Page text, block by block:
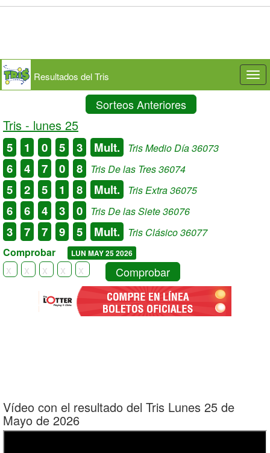
Resultados del Tris
Sorteos Anteriores
Tris - lunes 25
5 1 0 5 3 Mult. Tris Medio Día 36073
6 4 7 0 8 Tris De las Tres 36074
5 2 5 1 8 Mult. Tris Extra 36075
6 6 4 3 0 Tris De las Siete 36076
3 7 7 9 5 Mult.
Tris Clásico 36077
Comprobar
LUN MAY 25 2026
Comprobar
Vídeo con el resultado del Tris Lunes 25 de
Mayo de 2026